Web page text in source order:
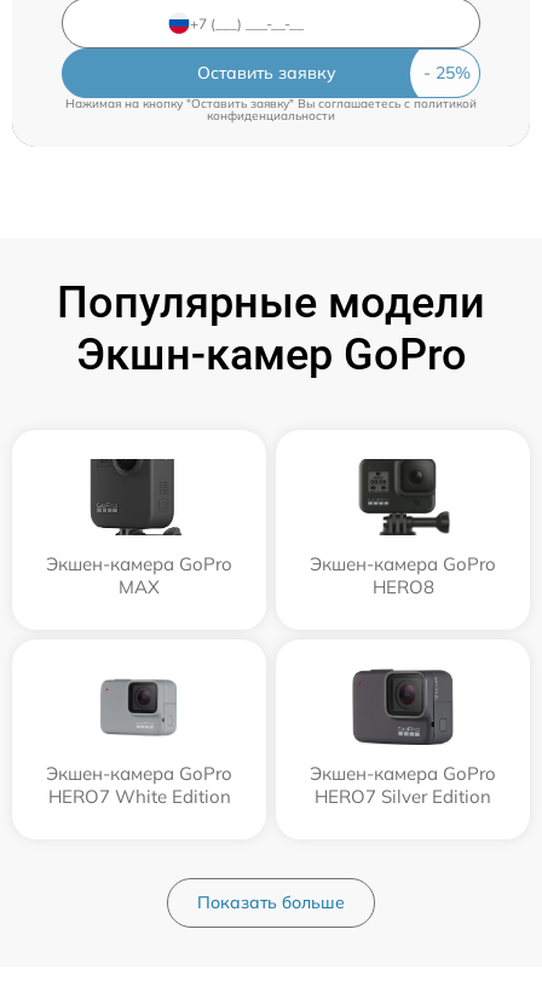
Оставить заявку
Нажимая на кнопку "Оставить заявку" Вы соглашаетесь c политикой
конфиденциальности
Популярные модели
Экшн-камер GoPro
Экшен-камера GoPro
MAX
Экшен-камера GoPro
HERO8
Экшен-камера GoPro
HERO7 White Edition
Экшен-камера GoPro
HERO7 Silver Edition
Показать больше